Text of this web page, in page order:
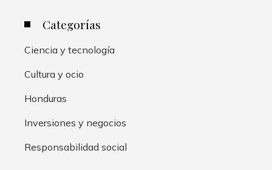
Categorías
Ciencia y tecnología
Cultura y ocio
Honduras
Inversiones y negocios
Responsabilidad social